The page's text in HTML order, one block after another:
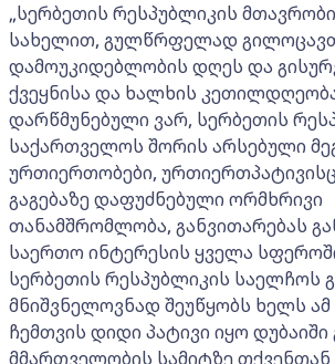
„სერბეთის რესპუბლიკის
სახელით, გულწრფელად
დამოუკიდებლობის დღეს და
ქვეყნისა და ხალხის
დარწმუნებული ვარ, სერბეთის
საქართველოს შორის არსებული
ურთიერთობები,
გაგებაზე დაფუძნებული ორმხრივი
თანამშრომლობა, განვითარებას
საერთო ინტერესის ყველა
სერბეთის რესპუბლიკის საელჩოს
მნიშვნელოვნად შეუწყობს ხელს
ჩემთვის დიდი პატივი იყო
მმართველობის სამიტზე